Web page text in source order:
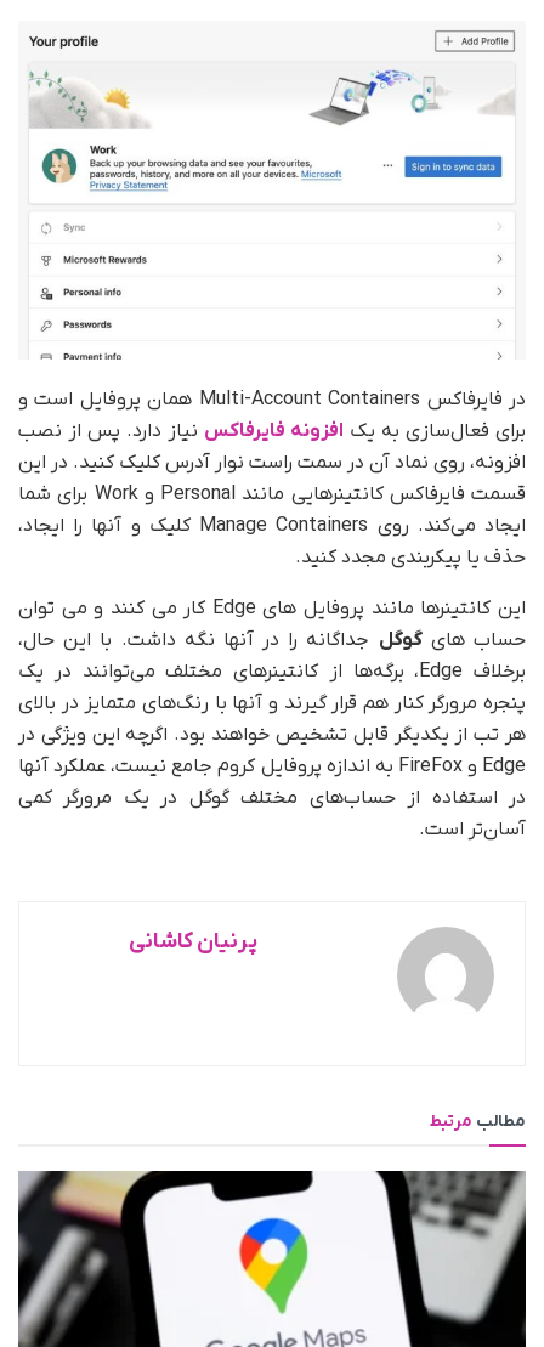
در فایرفاکس Multi-Account Containers همان پروفایل است و
برای فعال‌سازی به یک افزونه فایرفاکس نیاز دارد. پس از نصب
افزونه، روی نماد آن در سمت راست نوار آدرس کلیک کنید. در این
قسمت فایرفاکس کانتینرهایی مانند Personal و Work برای شما
ایجاد می‌کند. روی Manage Containers کلیک و آنها را ایجاد،
حذف یا پیکربندی مجدد کنید.
این کانتینرها مانند پروفایل های Edge کار می کنند و می توان
حساب هایگوگل جداگانه را در آنها نگه داشت. با این حال،
برخلاف Edge، برگه‌ها از کانتینرهای مختلف می‌توانند در یک
پنجره مرورگر کنار هم قرار گیرند و آنها با رنگ‌های متمایز در بالای
هر تب از یکدیگر قابل تشخیص خواهند بود. اگرچه این ویژگی در
Edge و FireFox به اندازه پروفایل کروم جامع نیست، عملکرد آنها
در استفاده از حساب‌های مختلف گوگل در یک مرورگر کمی
آسان‌تر است.
پرنیان کاشانی
مطالب مرتبط